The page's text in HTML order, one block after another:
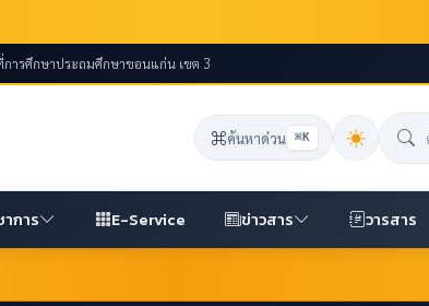
ารศึกษาประถมศึกษาขอนแก่น เขต 3
ค้นหาด่วน ⌘K
การ E-Service ข่าวสาร วารสาร